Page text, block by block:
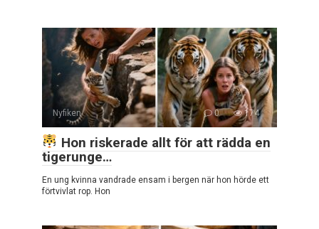
Nyfiken 0 174
Hon riskerade allt för att rädda en
tigerunge…
En ung kvinna vandrade ensam i bergen när hon hörde ett
förtvivlat rop. Hon